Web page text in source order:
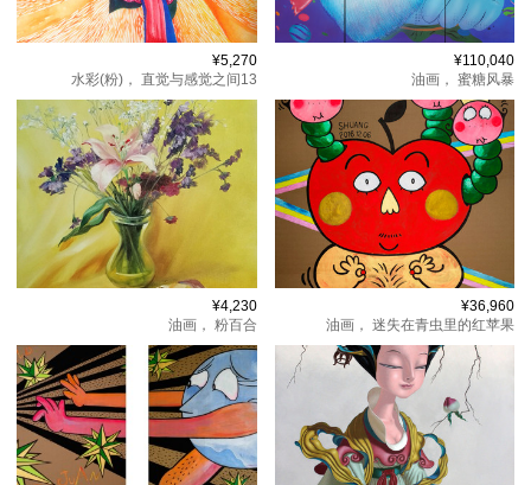
¥5,270
水彩(粉)， 直觉与感觉之间13
¥110,040
油画， 蜜糖风暴
¥4,230
油画， 粉百合
¥36,960
油画， 迷失在青虫里的红苹果